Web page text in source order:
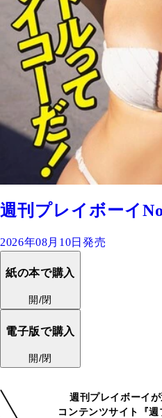
週刊プレイボーイ
2026年08月10日発売
紙の本で購入
開/閉
電子版で購入
開/閉
週刊プレイボーイ
コンテンツサイト『週